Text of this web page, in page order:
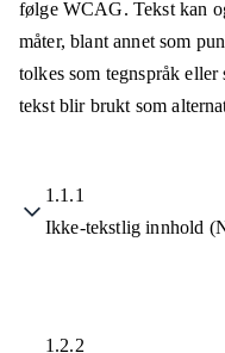
følge WCAG. Tekst kan
måter, blant annet som
tolkes som tegnspråk
tekst blir brukt som
1.1.1
Ikke-tekstlig innhold
1.2.2